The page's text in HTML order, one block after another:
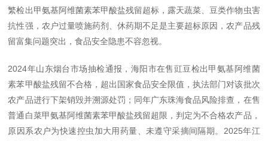
繁检出甲氨基阿维菌素苯甲酸盐残留超标，露天蔬菜、豆类作物虫害
抗性强，农户过量喷施药剂、休药期不足是主要超标原因，农产品残
留富集问题突出，食品安全隐患不容忽视。
2024年山东烟台市场抽检通报，海阳市在售豇豆检出甲氨基阿维菌
素苯甲酸盐残留不合格，超出国家食品安全限值，执法部门对该批次
农产品进行下架销毁并溯源处罚；同年广东珠海食品风险排查，在售
普通白菜甲氨基阿维菌素苯甲酸盐残留超限，判定为不合格农产品，
原因系农户为快速控虫加大用药量、未遵守采摘间隔期。2025年江